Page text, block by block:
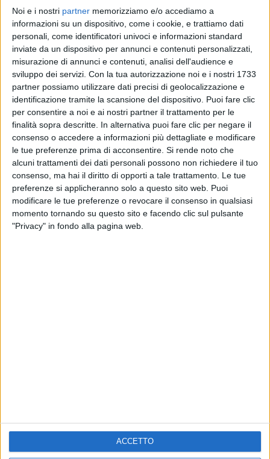
Noi e i nostri partner memorizziamo e/o accediamo a
informazioni su un dispositivo, come i cookie, e trattiamo dati
personali, come identificatori univoci e informazioni standard
inviate da un dispositivo per annunci e contenuti personalizzati,
misurazione di annunci e contenuti, analisi dell'audience e
sviluppo dei servizi. Con la tua autorizzazione noi e i nostri 1733
partner possiamo utilizzare dati precisi di geolocalizzazione e
identificazione tramite la scansione del dispositivo. Puoi fare clic
per consentire a noi e ai nostri partner il trattamento per le
finalità sopra descritte. In alternativa puoi fare clic per negare il
consenso o accedere a informazioni più dettagliate e modificare
le tue preferenze prima di acconsentire. Si rende noto che
alcuni trattamenti dei dati personali possono non richiedere il tuo
consenso, ma hai il diritto di opporti a tale trattamento. Le tue
preferenze si applicheranno solo a questo sito web. Puoi
modificare le tue preferenze o revocare il consenso in qualsiasi
momento tornando su questo sito e facendo clic sul pulsante
"Privacy" in fondo alla pagina web.
ACCETTO
ELETTRA LAMBORGHINI
RADIO ITALIA LIVE ESTATE
VIDEO
ELETTRA LAMBORGHINI
VOI TANKA VILLAGE
VIDEO
RADIO ITALIA
VOI TANKA VILLAGE
2VIDEO
Mobile Radio Italia Tv